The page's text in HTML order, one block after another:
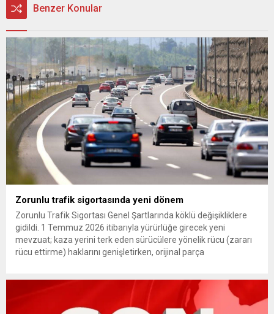
Benzer Konular
Zorunlu trafik sigortasında yeni dönem
Zorunlu Trafik Sigortası Genel Şartlarında köklü değişikliklere
gidildi. 1 Temmuz 2026 itibarıyla yürürlüğe girecek yeni
mevzuat; kaza yerini terk eden sürücülere yönelik rücu (zararı
rücu ettirme) haklarını genişletirken, orijinal parça
getiriyor. Hazine Müsteşarlığına bağlı ilgili kurumlarca...